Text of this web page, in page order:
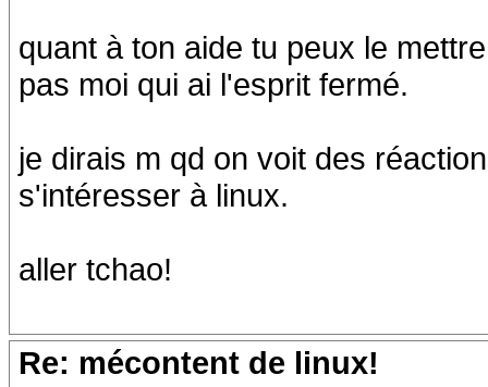
quant à ton aide tu peux le
pas moi qui ai l'esprit fermé.
je dirais m qd on voit des
s'intéresser à linux.
aller tchao!
Re: mécontent de linux!